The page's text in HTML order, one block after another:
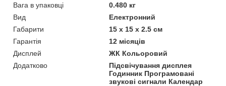
Вага в упаковці
0.480 кг
Вид
Електронний
Габарити
15 x 15 x 2.5 см
Гарантія
12 місяців
Дисплей
ЖК Кольоровий
Додатково
Підсвічування дисплея
Годинник Програмовані
звукові сигнали Календар